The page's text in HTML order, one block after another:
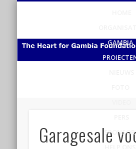
GAMBIA
Garagesale